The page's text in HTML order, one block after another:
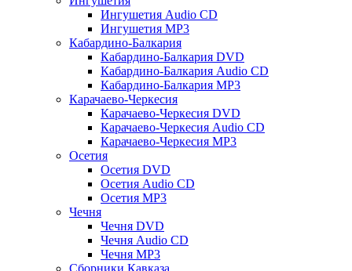
Ингушетия Audio CD
Ингушетия MP3
Кабардино-Балкария
Кабардино-Балкария DVD
Кабардино-Балкария Audio CD
Кабардино-Балкария MP3
Карачаево-Черкесия
Карачаево-Черкесия DVD
Карачаево-Черкесия Audio CD
Карачаево-Черкесия MP3
Осетия
Осетия DVD
Осетия Audio CD
Осетия MP3
Чечня
Чечня DVD
Чечня Audio CD
Чечня MP3
Сборники Кавказа